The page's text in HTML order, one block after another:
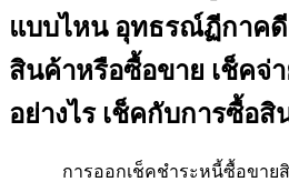
แบบไหน อุทธรณ์ฏีกาค
สินค้าหรือซื้อขาย เช็คจ่
อย่างไร เช็คกับการซื้อ
การออกเช็คชำระหนี้ซื้อขายสิ